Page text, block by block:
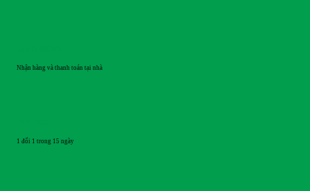
Nhận hàng và thanh toán tại nhà
1 đổi 1 trong 15 ngày